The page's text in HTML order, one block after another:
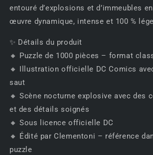
Édition
Clementoni
🦇
Édition
Clementoni
🦇
entouré d’explosions et d’immeubles
œuvre dynamique, intense et 100 %
✨ Détails du produit
🔸 Puzzle de 1000 pièces – format
🔸 Illustration officielle DC Comics
saut
🔸 Scène nocturne explosive avec des
et des détails soignés
🔸 Sous licence officielle DC
🔸 Édité par Clementoni – référence
puzzle